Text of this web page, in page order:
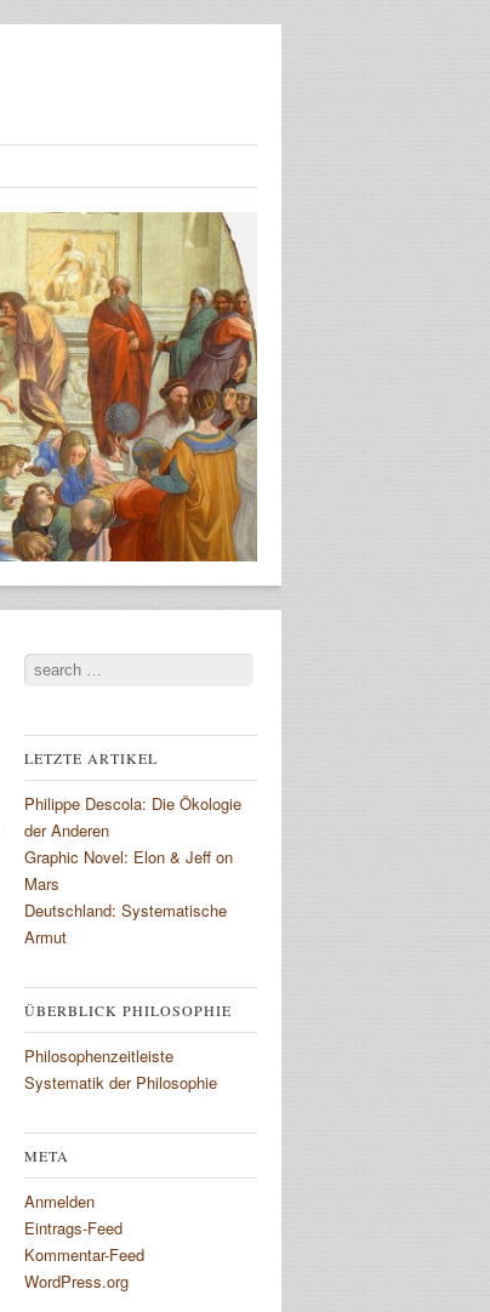
Search
LETZTE ARTIKEL
Philippe Descola: Die Ökologie
der Anderen
Graphic Novel: Elon & Jeff on
Mars
Deutschland: Systematische
Armut
ÜBERBLICK PHILOSOPHIE
Philosophenzeitleiste
Systematik der Philosophie
META
Anmelden
Eintrags-Feed
Kommentar-Feed
WordPress.org